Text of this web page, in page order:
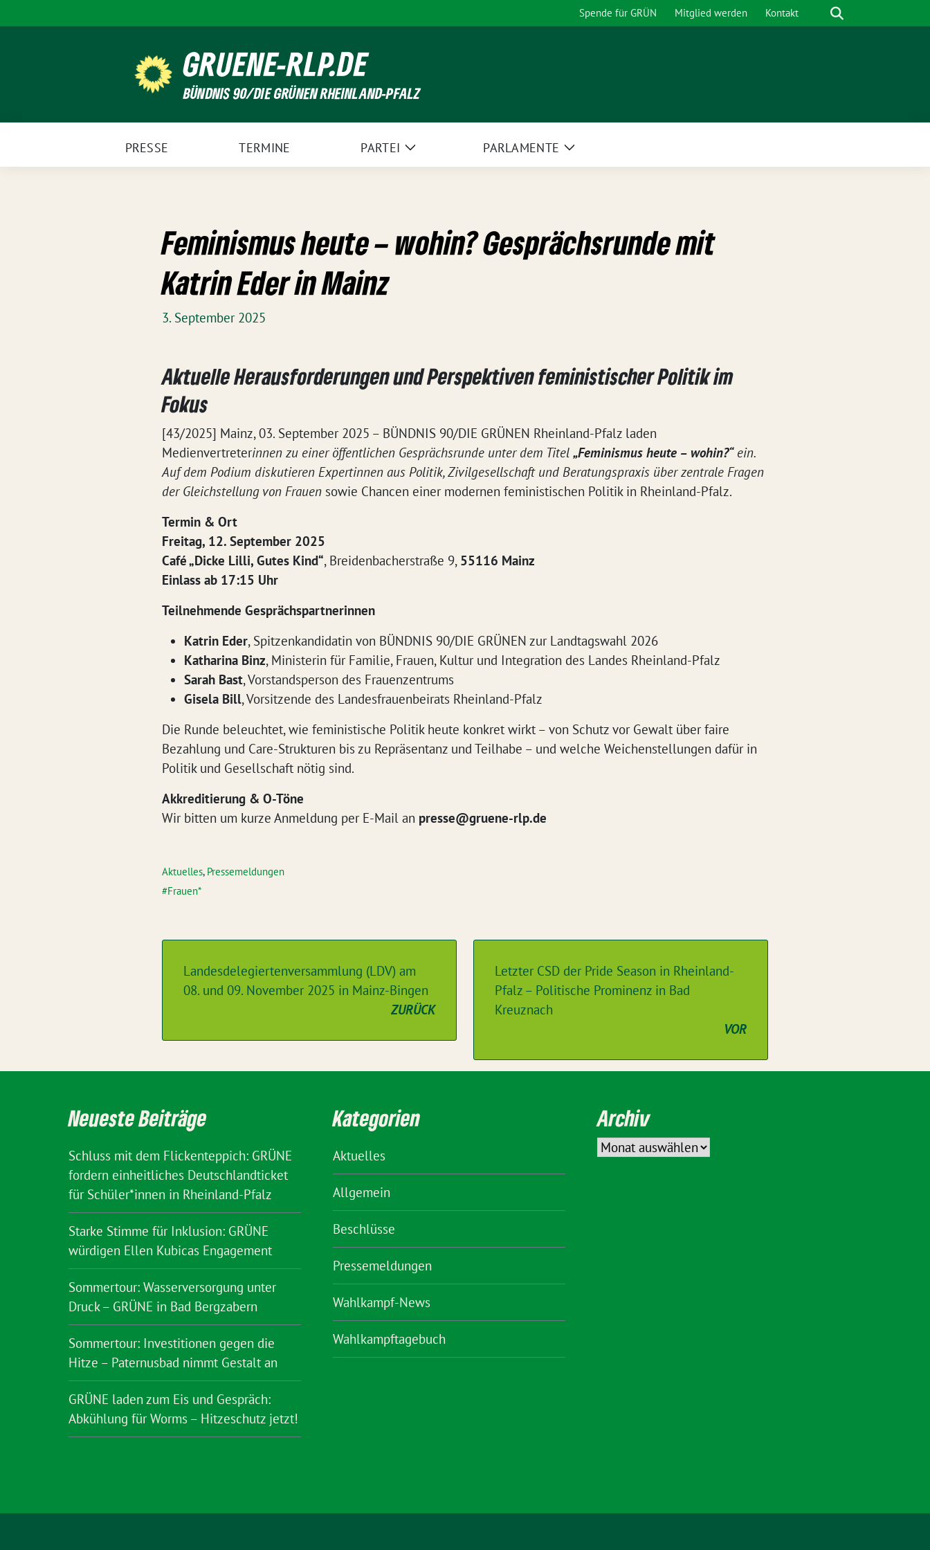
zum
Spende für GRÜN Mitglied werden Kontakt Suche
GRUENE-RLP.DE
BÜNDNIS 90/DIE GRÜNEN RHEINLAND-PFALZ
PRESSE TERMINE PARTEI
Zeige
PARLAMENTE
Zeige
Feminismus heute – wohin? Gesprächsrunde mit
Katrin Eder in Mainz
3. September 2025
Aktuelle Herausforderungen und Perspektiven feministischer Politik im
Fokus
[43/2025] Mainz, 03. September 2025 – BÜNDNIS 90/DIE GRÜNEN Rheinland-Pfalz laden
Medienvertreterinnen zu einer öffentlichen Gesprächsrunde unter dem Titel „Feminismus heute – wohin?“ein.
Auf dem Podium diskutieren Expertinnen aus Politik, Zivilgesellschaft und Beratungspraxis über zentrale Fragen
der Gleichstellung von Frauen sowie Chancen einer modernen feministischen Politik in Rheinland-Pfalz.
Termin & Ort
Freitag, 12. September 2025
Café „Dicke Lilli, Gutes Kind“, Breidenbacherstraße 9, 55116 Mainz
Einlass ab 17:15 Uhr
Teilnehmende Gesprächspartnerinnen
Katrin Eder, Spitzenkandidatin von BÜNDNIS 90/DIE GRÜNEN zur Landtagswahl 2026
Katharina Binz, Ministerin für Familie, Frauen, Kultur und Integration des Landes Rheinland-Pfalz
Sarah Bast, Vorstandsperson des Frauenzentrums
Gisela Bill, Vorsitzende des Landesfrauenbeirats Rheinland-Pfalz
Die Runde beleuchtet, wie feministische Politik heute konkret wirkt – von Schutz vor Gewalt über faire
Bezahlung und Care-Strukturen bis zu Repräsentanz und Teilhabe – und welche Weichenstellungen dafür in
Politik und Gesellschaft nötig sind.
Akkreditierung & O-Töne
Wir bitten um kurze Anmeldung per E-Mail an presse@gruene-rlp.de
Aktuelles, Pressemeldungen
Frauen*
Landesdelegiertenversammlung (LDV) am
08. und 09. November 2025 in Mainz-Bingen
ZURÜCK
Letzter CSD der Pride Season in Rheinland-
Pfalz – Politische Prominenz in Bad
Kreuznach
VOR
Neueste Beiträge
Schluss mit dem Flickenteppich: GRÜNE
fordern einheitliches Deutschlandticket
für Schüler*innen in Rheinland-Pfalz
Starke Stimme für Inklusion: GRÜNE
würdigen Ellen Kubicas Engagement
Sommertour: Wasserversorgung unter
Druck – GRÜNE in Bad Bergzabern
Sommertour: Investitionen gegen die
Hitze – Paternusbad nimmt Gestalt an
GRÜNE laden zum Eis und Gespräch:
Abkühlung für Worms – Hitzeschutz jetzt!
Kategorien
Aktuelles
Allgemein
Beschlüsse
Pressemeldungen
Wahlkampf-News
Wahlkampftagebuch
Archiv